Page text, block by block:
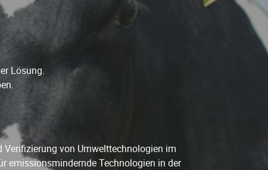
Lösung.
von Umwelttechnologien im
emissionsmindernde Technologien in der